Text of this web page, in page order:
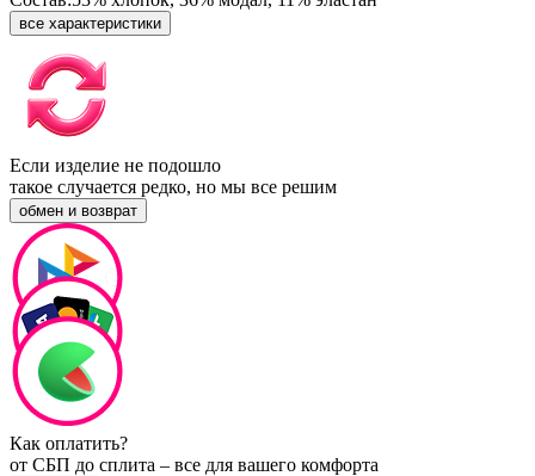
все характеристики
Если изделие не подошло
такое случается редко, но мы все решим
обмен и возврат
Как оплатить?
от СБП до сплита – все для вашего комфорта